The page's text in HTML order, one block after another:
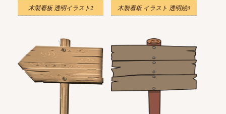
木製看板 透明イラスト2 木製看板 イラスト 透明絵3